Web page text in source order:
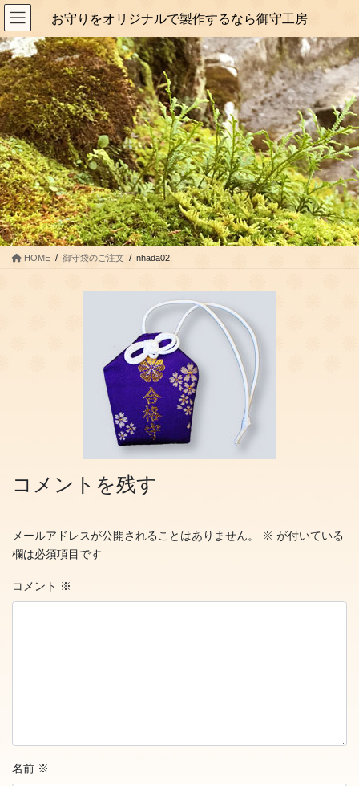
コ
ン
テ
ン
ツ
に
移
動
ナ
ビ
ゲ
ー
シ
ョ
ン
に
移
動
お守りをオリジナルで製作するなら御守工房
HOME 御守袋のご注文 nhada02
コメントを残す
メールアドレスが公開されることはありません。 ※ が付いている
欄は必須項目です
コメント ※
名前 ※